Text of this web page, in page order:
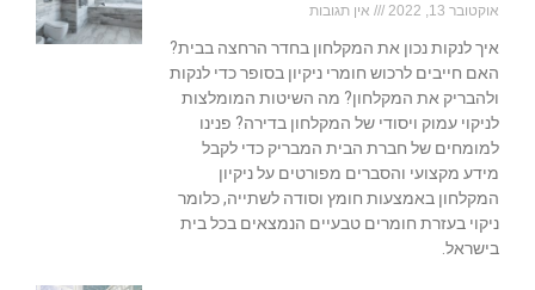
אוקטובר 13, 2022 אין תגובות
איך לנקות נכון את המקלחון בחדר הרחצה בבית?
האם חייבים לרכוש חומרי ניקיון בסופר כדי לנקות
ולהבריק את המקלחון? מה השיטות המומלצות
לניקוי עמוק ויסודי של המקלחון בדירה? פנינו
למומחים של חברת הבית המבריק כדי לקבל
מידע מקצועי והסברים מפורטים על ניקיון
המקלחון באמצעות חומץ וסודה לשתייה, כלומר
ניקוי בעזרת חומרים טבעיים הנמצאים בכל בית
בישראל.